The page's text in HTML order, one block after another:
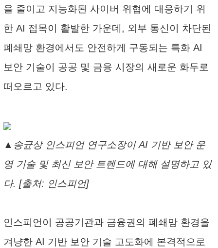
을 줄이고 지능화된 사이버 위협에 대응하기 위
한 AI 접목이 활발한 가운데, 외부 통신이 차단된
폐쇄망 환경에서도 안전하게 구동되는 특화 AI
보안 기술이 공공 및 금융 시장의 새로운 화두로
떠오르고 있다.
▲송균상 인스피언 연구소장이 AI 기반 보안 운
영 기술 및 최신 보안 트렌드에 대해 설명하고 있
다. [출처: 인스피언]
인스피언이 공공기관과 금융권의 폐쇄망 환경을
겨냥한 AI 기반 보안 기술 고도화에 본격적으로